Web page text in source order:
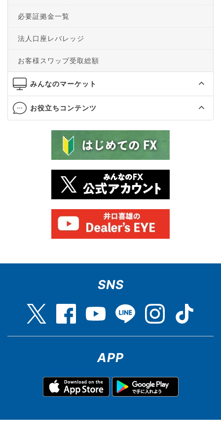
必要証拠金一覧
法人口座レバレッジ
お客様スワップ受取総額
みんなのマーケット
お役立ちコンテンツ
SNS
APP